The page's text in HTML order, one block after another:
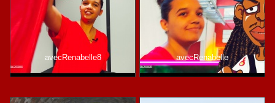
avecRenabelle8 avecRenabelle